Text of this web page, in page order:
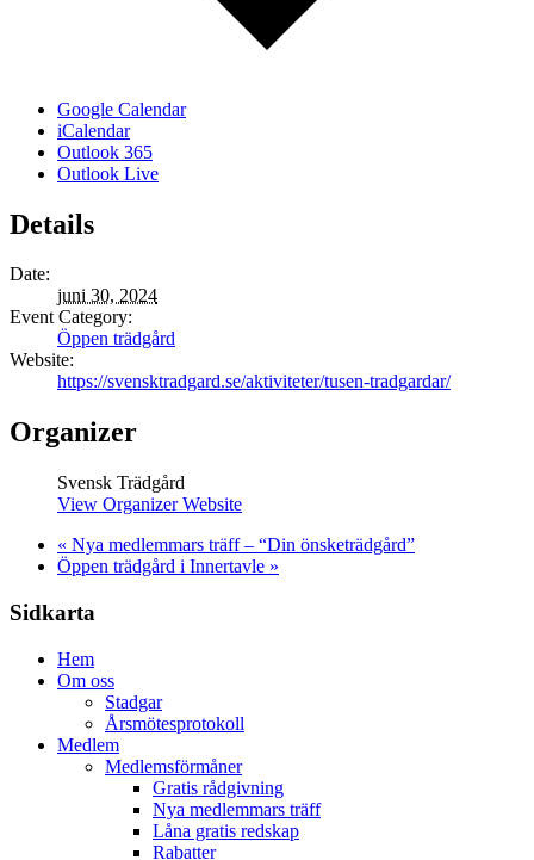
Google Calendar
iCalendar
Outlook 365
Outlook Live
Details
Date:
juni 30, 2024
Event Category:
Öppen trädgård
Website:
https://svensktradgard.se/aktiviteter/tusen-tradgardar/
Organizer
Svensk Trädgård
View Organizer Website
« Nya medlemmars träff – “Din önsketrädgård”
Öppen trädgård i Innertavle »
Sidkarta
Hem
Om oss
Stadgar
Årsmötesprotokoll
Medlem
Medlemsförmåner
Gratis rådgivning
Nya medlemmars träff
Låna gratis redskap
Rabatter